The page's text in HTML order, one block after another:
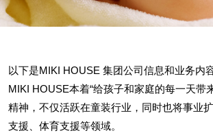
以下是MIKI HOUSE 集团公司信息和业务内
MIKI HOUSE本着“给孩子和家庭的每一天带
精神，不仅活跃在童装行业，同时也将事业
支援、体育支援等领域。